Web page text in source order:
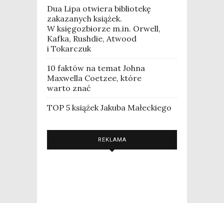
Dua Lipa otwiera bibliotekę
zakazanych książek.
W księgozbiorze m.in. Orwell,
Kafka, Rushdie, Atwood
i Tokarczuk
10 faktów na temat Johna
Maxwella Coetzee, które
warto znać
TOP 5 książek Jakuba Małeckiego
REKLAMA